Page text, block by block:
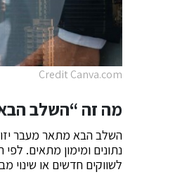
Credit Canva.com
מה זה “השלב
השלב הבא מתאר מעבר
לשווקים חדשים או שינוי